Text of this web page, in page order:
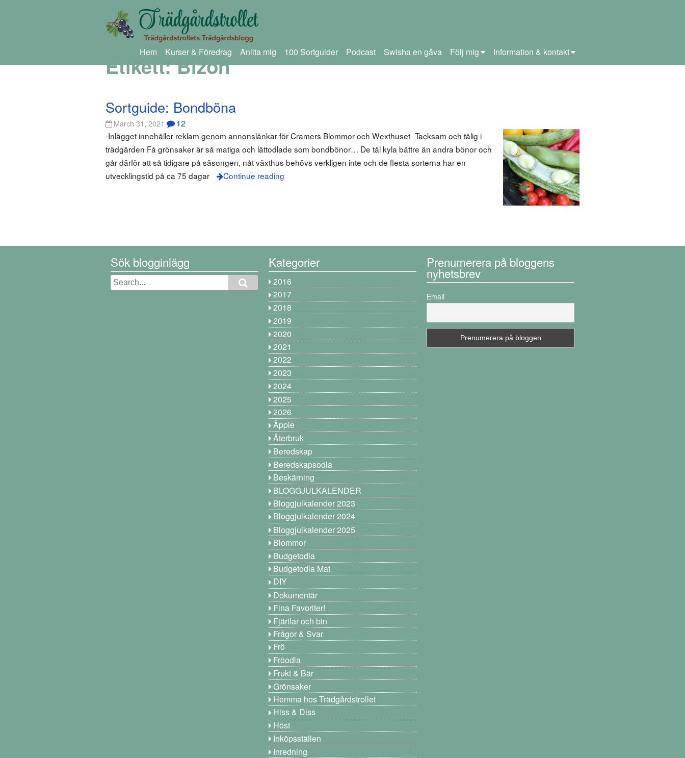
Hem Kurser & Föredrag Anlita mig 100 Sortguider Podcast Swisha en gåva Följ mig Information & kontakt
Etikett:Bizon
Sortguide: Bondböna
March 31, 2021 12
-Inlägget innehåller reklam genom annonslänkar för Cramers Blommor och Wexthuset- Tacksam och tålig i
trädgården Få grönsaker är så matiga och lättodlade som bondbönor… De tål kyla bättre än andra bönor och
går därför att så tidigare på säsongen, nåt växthus behövs verkligen inte och de flesta sorterna har en
utvecklingstid på ca 75 dagar
Continue reading
Sök blogginlägg Kategorier
2016
2017
2018
2019
2020
2021
2022
2023
2024
2025
2026
Äpple
Återbruk
Beredskap
Beredskapsodla
Beskärning
BLOGGJULKALENDER
Bloggjulkalender 2023
Bloggjulkalender 2024
Bloggjulkalender 2025
Blommor
Budgetodla
Budgetodla Mat
DIY
Dokumentär
Fina Favoriter!
Fjärilar och bin
Frågor & Svar
Frö
Fröodla
Frukt & Bär
Grönsaker
Hemma hos Trädgårdstrollet
Hiss & Diss
Höst
Inköpsställen
Inredning
Prenumerera på bloggens
nyhetsbrev
Email